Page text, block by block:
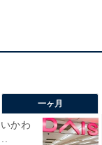
一ヶ月
かわ